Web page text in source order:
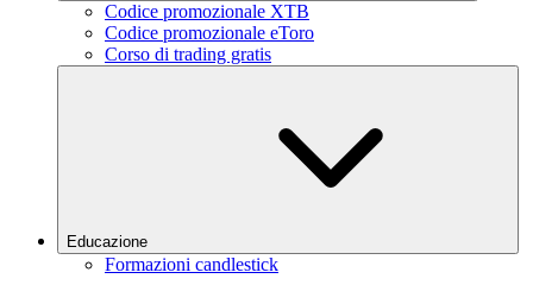
Codice promozionale XTB
Codice promozionale eToro
Corso di trading gratis
Educazione
Formazioni candlestick